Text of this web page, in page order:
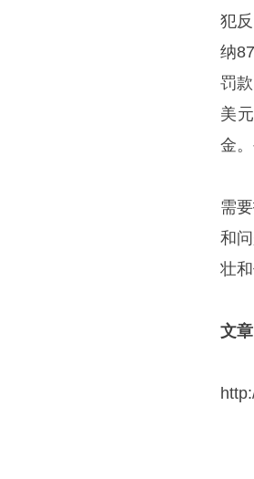
犯
纳
罚
美
金
需
和
壮
文